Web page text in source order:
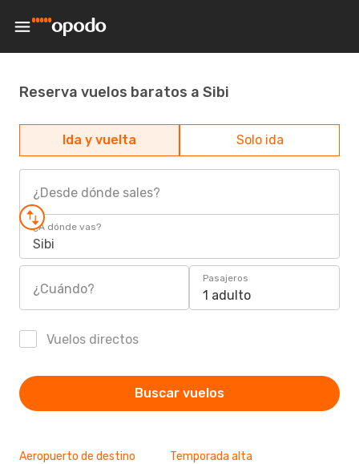
Reserva vuelos baratos a Sibi
Ida y vuelta Solo ida
¿Desde dónde sales?
¿A dónde vas?
Sibi
¿Cuándo?
Pasajeros
1 adulto
Vuelos directos
Buscar vuelos
Aeropuerto de destino Temporada alta